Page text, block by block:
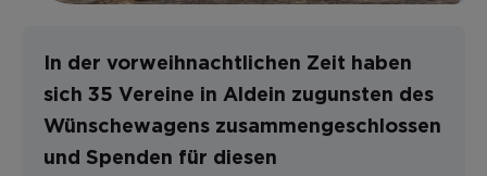
In der vorweihnachtlichen Zeit haben
sich 35 Vereine in Aldein zugunsten des
Wünschewagens zusammengeschlossen
und Spenden für diesen